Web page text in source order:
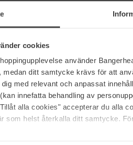
cookies
använder
medan ditt samtycke krävs för att
med relevant och anpassat
innefatta behandling av
alla cookies" accepterar du alla
som helst återkalla ditt samtycke.
in 1963. TONI&GUY liet zich al vroeg
ze tot een expert op het gebied
en zijn lef.
je haar laten zien wie je bent.